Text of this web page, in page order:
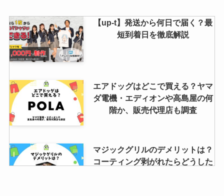
【up-t】発送から何日で届く？最
短到着日を徹底解説
エアドッグはどこで買える？ヤマ
ダ電機・エディオンや高島屋の何
階か、販売代理店も調査
マジックグリルのデメリットは？
コーティング剥がれたらどうした